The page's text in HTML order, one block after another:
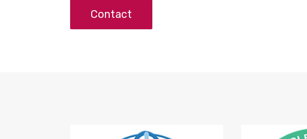
Contact